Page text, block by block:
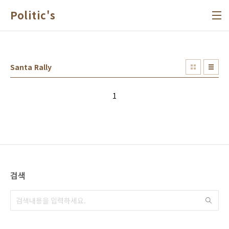
Politic's
Santa Rally
1
검색